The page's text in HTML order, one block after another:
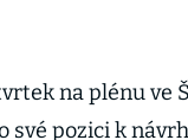
na plénu ve
své pozici k